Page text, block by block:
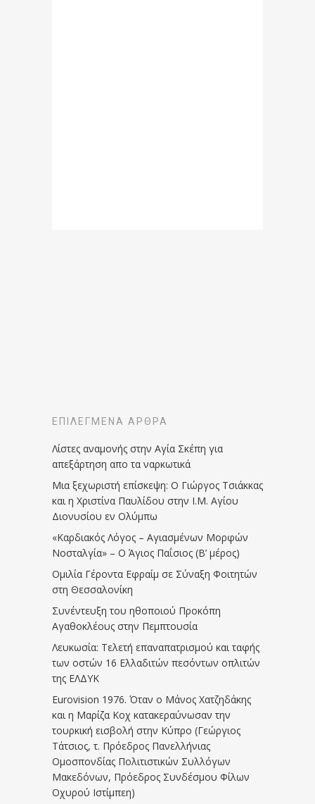
ΕΠΙΛΕΓΜΈΝΑ ΆΡΘΡΑ
Λίστες αναμονής στην Αγία Σκέπη για
απεξάρτηση απο τα ναρκωτικά
Μια ξεχωριστή επίσκεψη: Ο Γιώργος Τσιάκκας
και η Χριστίνα Παυλίδου στην Ι.Μ. Αγίου
Διονυσίου εν Ολύμπω
«Καρδιακός Λόγος – Αγιασμένων Μορφών
Νοσταλγία» – Ο Άγιος Παΐσιος (Β’ μέρος)
Ομιλία Γέροντα Εφραίμ σε Σύναξη Φοιτητών
στη Θεσσαλονίκη
Συνέντευξη του ηθοποιού Προκόπη
Αγαθοκλέους στην Πεμπτουσία
Λευκωσία: Τελετή επαναπατρισμού και ταφής
των οστών 16 Ελλαδιτών πεσόντων οπλιτών
της ΕΛΔΥΚ
Eurovision 1976. Όταν ο Μάνος Χατζηδάκης
και η Μαρίζα Κοχ κατακεραύνωσαν την
τουρκική εισβολή στην Κύπρο (Γεώργιος
Τάτσιος, τ. Πρόεδρος Πανελλήνιας
Ομοσπονδίας Πολιτιστικών Συλλόγων
Μακεδόνων, Πρόεδρος Συνδέσμου Φίλων
Οχυρού Ιστίμπεη)